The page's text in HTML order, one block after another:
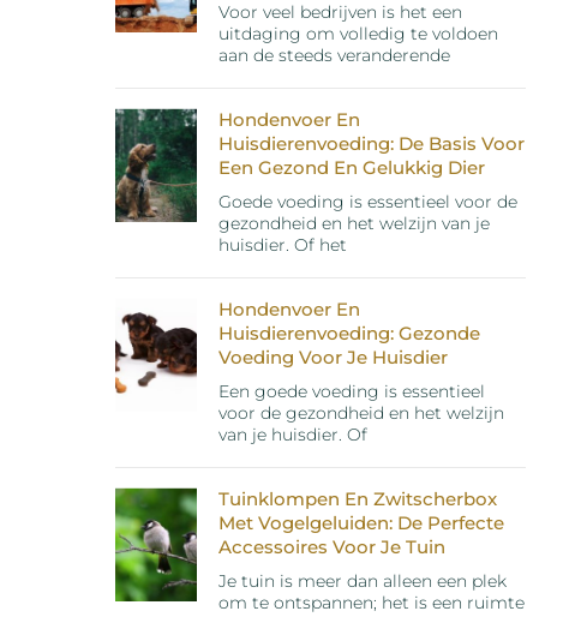
Voor veel bedrijven is het een
uitdaging om volledig te voldoen
aan de steeds veranderende
Hondenvoer En
Huisdierenvoeding: De Basis Voor
Een Gezond En Gelukkig Dier
Goede voeding is essentieel voor de
gezondheid en het welzijn van je
huisdier. Of het
Hondenvoer En
Huisdierenvoeding: Gezonde
Voeding Voor Je Huisdier
Een goede voeding is essentieel
voor de gezondheid en het welzijn
van je huisdier. Of
Tuinklompen En Zwitscherbox
Met Vogelgeluiden: De Perfecte
Accessoires Voor Je Tuin
Je tuin is meer dan alleen een plek
om te ontspannen; het is een ruimte